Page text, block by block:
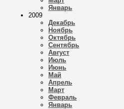
Январь
2009
Декабрь
Ноябрь
Октябрь
Сентябрь
Август
Июль
Июнь
Май
Апрель
Март
Февраль
Январь